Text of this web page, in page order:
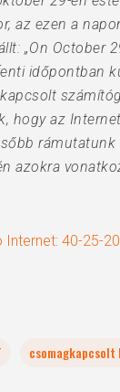
az ezen a
„On October
időpontban
hogy az
rámutatunk
azokra
Internet: 40-25-